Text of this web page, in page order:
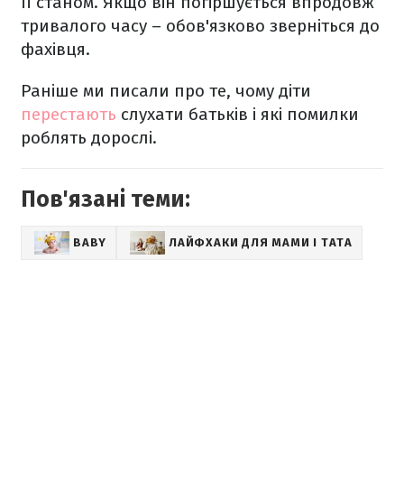
тривалого часу – обов'язково зверніться до
фахівця.
Раніше ми писали про те, чому діти
перестають слухати батьків і які помилки
роблять дорослі.
Пов'язані теми:
BABY ЛАЙФХАКИ ДЛЯ МАМИ І ТАТА